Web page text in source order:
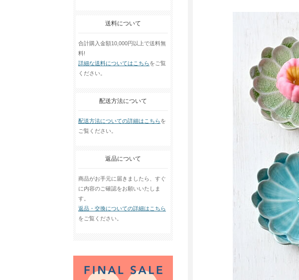
送料について
合計購入金額10,000円以上で送料無
料!
詳細な送料についてはこちらをご覧
ください。
配送方法について
配送方法についての詳細はこちらを
ご覧ください。
返品について
商品がお手元に届きましたら、すぐ
に内容のご確認をお願いいたしま
す。
返品・交換についての詳細はこちら
をご覧ください。